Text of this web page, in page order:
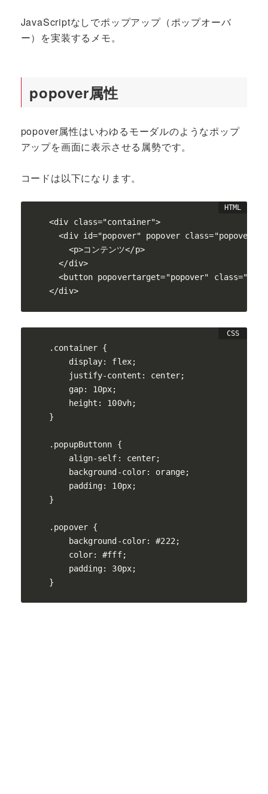
JavaScriptなしでポップアップ（ポップオーバ
ー）を実装するメモ。
popover属性
popover属性はいわゆるモーダルのようなポップ
アップを画面に表示させる属勢です。
コードは以下になります。
<div class="container">
  <div id="popover" popover class="popover">
    <p>コンテンツ</p>
  </div>
<button popovertarget="popover"
</div>
.container {
    display: flex;
    justify-content: center;
    gap: 10px;
    height: 100vh;
}
.popupButtonn {
    align-self: center;
    background-color: orange;
    padding: 10px;
}
.popover {
    background-color: #222;
    color: #fff;
    padding: 30px;